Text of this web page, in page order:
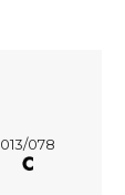
013/078